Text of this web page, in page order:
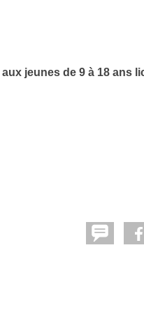
jeunes de 9 à 18 ans